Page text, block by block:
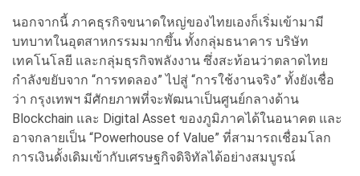
นอกจากนี้ ภาคธุรกิจขนาดใหญ่ของไทยเองก็เริ่มเข้ามามี
บทบาทในอุตสาหกรรมมากขึ้น ทั้งกลุ่มธนาคาร บริษัท
เทคโนโลยี และกลุ่มธุรกิจพลังงาน ซึ่งสะท้อนว่าตลาดไทย
กำลังขยับจาก “การทดลอง” ไปสู่ “การใช้งานจริง” ทั้งยังเชื่อ
ว่า กรุงเทพฯ มีศักยภาพที่จะพัฒนาเป็นศูนย์กลางด้าน
Blockchain และ Digital Asset ของภูมิภาคได้ในอนาคต และ
อาจกลายเป็น “Powerhouse of Value” ที่สามารถเชื่อมโลก
การเงินดั้งเดิมเข้ากับเศรษฐกิจดิจิทัลได้อย่างสมบูรณ์